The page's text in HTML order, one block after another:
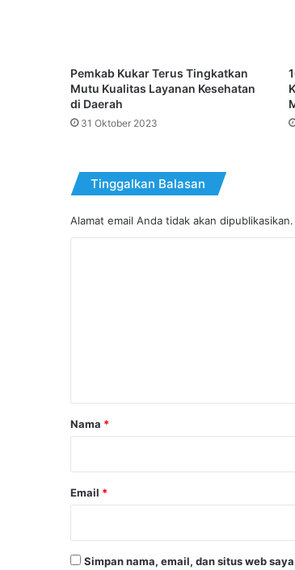
Pemkab Kukar Terus Tingkatkan
Mutu Kualitas Layanan Kesehatan
di Daerah
31 Oktober 2023
Tinggalkan Balasan
Alamat email Anda tidak akan dipublikasikan.
rNama *
Email *
Simpan nama, email, dan situs web